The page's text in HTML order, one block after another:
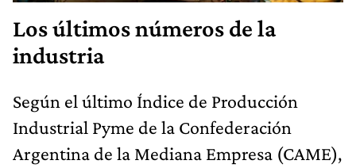
Los últimos números de la
industria
Según el último Índice de Producción
Industrial Pyme de la Confederación
Argentina de la Mediana Empresa (CAME),